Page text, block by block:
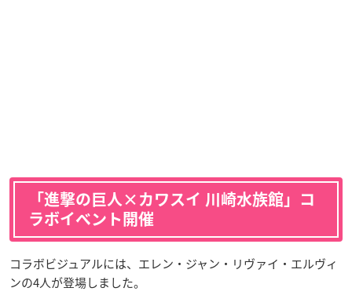
「進撃の巨人×カワスイ 川崎水族館」コ
ラボイベント開催
コラボビジュアルには、エレン・ジャン・リヴァイ・エルヴィ
ンの4人が登場しました。